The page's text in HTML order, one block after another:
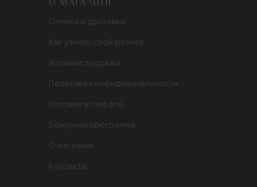
О МАГАЗИНЕ
Оплата и доставка
Как узнать свой размер
Условия продажи
Политика конфиденциальности
Условия возврата
Бонусная программа
О магазине
Контакты